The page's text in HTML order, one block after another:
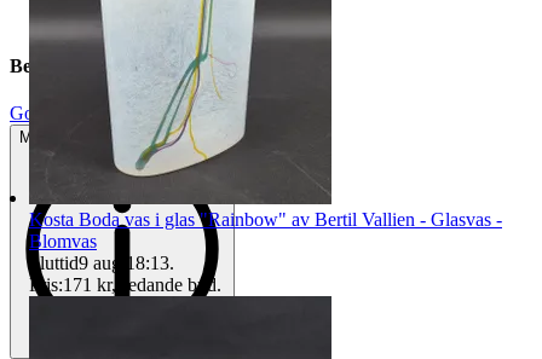
Beskrivning
Gott använt skick
Mindre tecken på användning
Kosta Boda vas i glas "Rainbow" av Bertil Vallien - Glasvas -
Blomvas
Sluttid9 aug 18:13.
Pris:171 kr, Ledande bud.